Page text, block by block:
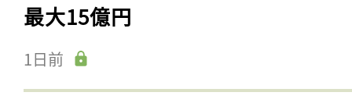
最大15億円
1日前